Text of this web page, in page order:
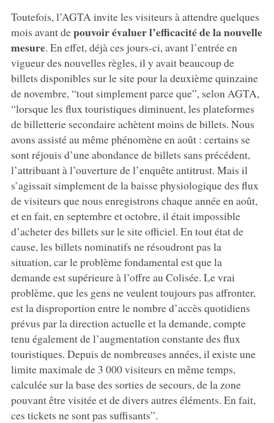
Toutefois, l’AGTA invite les visiteurs à attendre quelques
mois avant depouvoir évaluer l’efficacité de la nouvelle
mesure. En effet, déjà ces jours-ci, avant l’entrée en
vigueur des nouvelles règles, il y avait beaucoup de
billets disponibles sur le site pour la deuxième quinzaine
de novembre, “tout simplement parce que”, selon AGTA,
“lorsque les flux touristiques diminuent, les plateformes
de billetterie secondaire achètent moins de billets. Nous
avons assisté au même phénomène en août : certains se
sont réjouis d’une abondance de billets sans précédent,
l’attribuant à l’ouverture de l’enquête antitrust. Mais il
s’agissait simplement de la baisse physiologique des flux
de visiteurs que nous enregistrons chaque année en août,
et en fait, en septembre et octobre, il était impossible
d’acheter des billets sur le site officiel. En tout état de
cause, les billets nominatifs ne résoudront pas la
situation, car le problème fondamental est que la
demande est supérieure à l’offre au Colisée. Le vrai
problème, que les gens ne veulent toujours pas affronter,
est la disproportion entre le nombre d’accès quotidiens
prévus par la direction actuelle et la demande, compte
tenu également de l’augmentation constante des flux
touristiques. Depuis de nombreuses années, il existe une
limite maximale de 3 000 visiteurs en même temps,
calculée sur la base des sorties de secours, de la zone
pouvant être visitée et de divers autres éléments. En fait,
ces tickets ne sont pas suffisants”.